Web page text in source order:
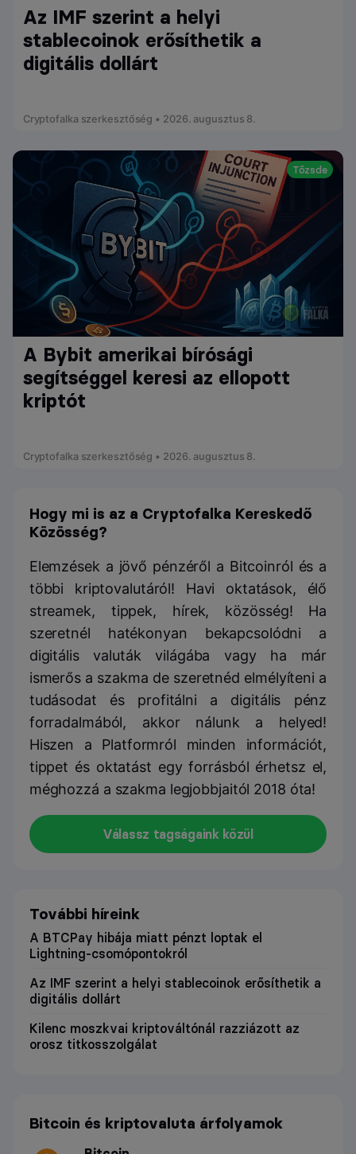
Az IMF szerint a helyi
stablecoinok erősíthetik a
digitális dollárt
Cryptofalka szerkesztőség • 2026. augusztus 8.
Tőzsde
A Bybit amerikai bírósági
segítséggel keresi az ellopott
kriptót
Cryptofalka szerkesztőség • 2026. augusztus 8.
Hogy mi is az a Cryptofalka Kereskedő
Közösség?
Elemzések a jövő pénzéről a Bitcoinról és a
többi kriptovalutáról! Havi oktatások, élő
streamek, tippek, hírek, közösség! Ha
szeretnél hatékonyan bekapcsolódni a
digitális valuták világába vagy ha már
ismerős a szakma de szeretnéd elmélyíteni a
tudásodat és profitálni a digitális pénz
forradalmából, akkor nálunk a helyed!
Hiszen a Platformról minden információt,
tippet és oktatást egy forrásból érhetsz el,
méghozzá a szakma legjobbjaitól 2018 óta!
Válassz tagságaink közül
További híreink
A BTCPay hibája miatt pénzt loptak el
Lightning-csomópontokról
Az IMF szerint a helyi stablecoinok erősíthetik a
digitális dollárt
Kilenc moszkvai kriptováltónál razziázott az
orosz titkosszolgálat
Bitcoin és kriptovaluta árfolyamok